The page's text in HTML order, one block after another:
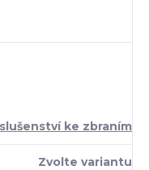
ke zbraním
Zvolte variantu